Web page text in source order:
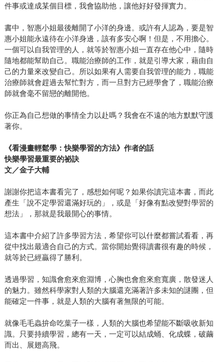
件事或達成某個目標，我會協助他，讓他好好發揮實力。
書中，智惠小姐最後離開了小洋的身邊。或許有人認為，要是智
惠小姐能永遠待在小洋身邊，該有多安心啊！但是，不用擔心。
一個可以自我管理的人，就等於智惠小姐一直存在他心中，隨時
隨地都能幫助自己。職能治療師的工作，就是引導大家，藉由自
己的力量來改變自己。所以如果有人需要自我管理的能力，職能
治療師就會趕過去幫忙對方，而一旦對方已經學會了，職能治療
師就會毫不留戀的離開他。
你正為自己想做的事情全力以赴嗎？我會在不遠的地方默默守護
著你。
《看漫畫輕鬆學：快樂學習的方法》作者的話
快樂學習最重要的祕訣
文／金子大輔
謝謝你把這本書看完了，感想如何呢？如果你讀完這本書，而此
產生「說不定學習還滿好玩的」，或是「好像有點改變對學習的
想法」，那就是我最開心的事情。
這本書中介紹了許多學習方法，希望你可以什麼都嘗試看看，再
從中找出最適合自己的方式。當你開始覺得讀書很有趣的時候，
就等於已經贏得了勝利。
透過學習，知識會愈來愈淵博，心胸也會愈來愈寬廣，散發迷人
的魅力。雖然科學家對人類的大腦還充滿著許多未知的謎團，但
能確定一件事，就是人類的大腦有著無限的可能。
就像毛毛蟲拚命吃葉子一樣，人類的大腦也希望能不斷吸收新知
識。只要持續學習，總有一天，一定可以結成蛹、化成蝶，破繭
而出、展翅高飛。